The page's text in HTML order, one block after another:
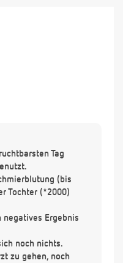
Tag
(bis
Tochter (*2000)
negatives Ergebnis
noch nichts.
zu gehen, noch